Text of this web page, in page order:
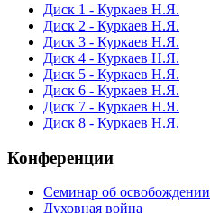
Диск 1 - Куркаев Н.Я.
Диск 2 - Куркаев Н.Я.
Диск 3 - Куркаев Н.Я.
Диск 4 - Куркаев Н.Я.
Диск 5 - Куркаев Н.Я.
Диск 6 - Куркаев Н.Я.
Диск 7 - Куркаев Н.Я.
Диск 8 - Куркаев Н.Я.
Конференции
Семинар об освобождении
Духовная война